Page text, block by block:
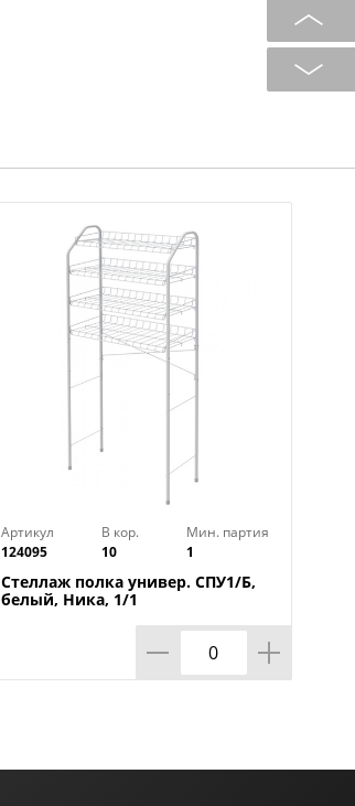
Артикул
124095
В кор.
10
Мин. партия
1
Стеллаж полка универ. СПУ1/Б,
белый, Ника, 1/1